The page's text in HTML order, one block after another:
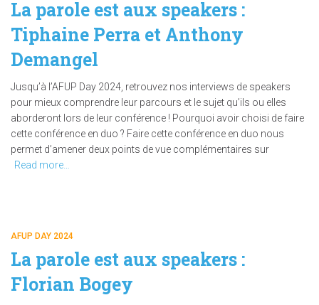
La parole est aux speakers :
Tiphaine Perra et Anthony
Demangel
Jusqu’à l’AFUP Day 2024, retrouvez nos interviews de speakers
pour mieux comprendre leur parcours et le sujet qu’ils ou elles
aborderont lors de leur conférence ! Pourquoi avoir choisi de faire
cette conférence en duo ? Faire cette conférence en duo nous
permet d’amener deux points de vue complémentaires sur
Read more…
AFUP DAY 2024
La parole est aux speakers :
Florian Bogey